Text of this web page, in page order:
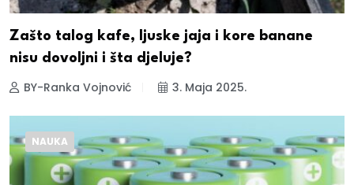
Zašto talog kafe, ljuske jaja i kore banane
nisu dovoljni i šta djeluje?
BY-Ranka Vojnović 3. Maja 2025.
NAUKA